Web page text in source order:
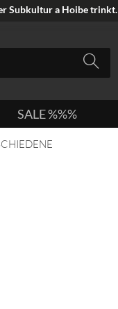
Subkultur a Hoibe trinkt.
SALE %%%